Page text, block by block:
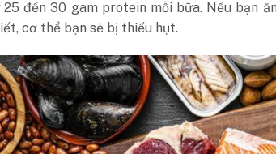
đến 30 gam protein mỗi bữa. Nếu bạn
cơ thể bạn sẽ bị thiếu hụt.